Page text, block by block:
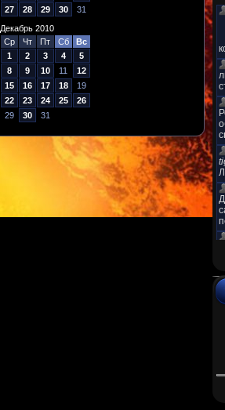
27 28 29 30
31
Декабрь 2010
Ср Чт Пт Сб
Вс
1
2 3 4
5
8 9 10 11
12
15 16 17 18
19
22 23 24 25
26
29 30 31